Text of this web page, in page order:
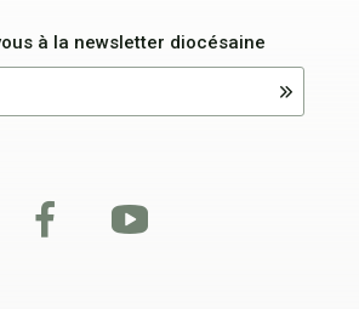
à la newsletter diocésaine